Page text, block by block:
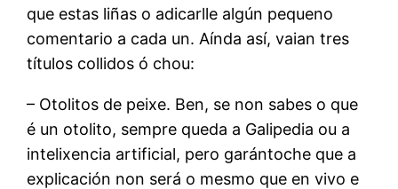
que estas liñas o adicarlle algún pequeno
comentario a cada un. Aínda así, vaian tres
títulos collidos ó chou:
– Otolitos de peixe. Ben, se non sabes o que
é un otolito, sempre queda a Galipedia ou a
intelixencia artificial, pero garántoche que a
explicación non será o mesmo que en vivo e